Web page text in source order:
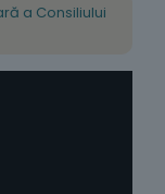
a Consiliului